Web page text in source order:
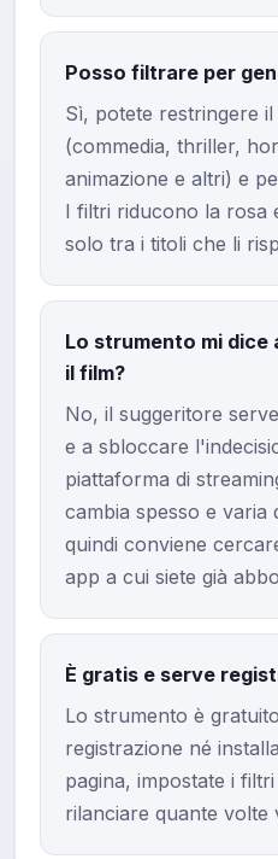
Posso filtrare per
Sì, potete restringere
(commedia, thriller,
animazione e altri) e
I filtri riducono la rosa
solo tra i titoli che li
Lo strumento mi dice
il film?
No, il suggeritore
e a sbloccare
piattaforma di
cambia spesso e varia
quindi conviene
app a cui siete già
È gratis e serve
Lo strumento è
registrazione né
pagina, impostate i
rilanciare quante volte